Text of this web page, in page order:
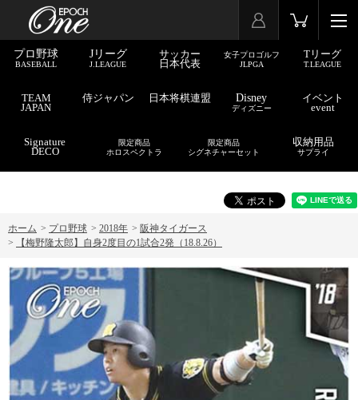
プロ野球
BASEBALL
Jリーグ
J.LEAGUE
サッカー
日本代表
女子プロゴルフ
JLPGA
Tリーグ
T.LEAGUE
TEAM
JAPAN
侍ジャパン 日本将棋連盟 Disney
ディズニー
イベント
event
Signature
DECO
限定商品
ホロスペクトラ
限定商品
シグネチャーセット
収納用品
サプライ
ホーム > プロ野球 > 2018年 > 阪神タイガース
>
【梅野隆太郎】自身2度目の1試合2発（18.8.26）